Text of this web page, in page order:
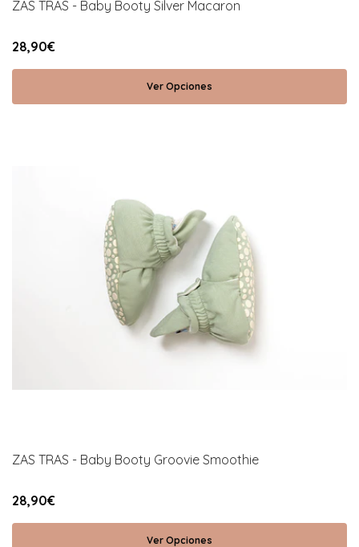
ZAS TRAS - Baby Booty Silver Macaron
28,90€
Ver Opciones
ZAS TRAS - Baby Booty Groovie Smoothie
28,90€
Ver Opciones